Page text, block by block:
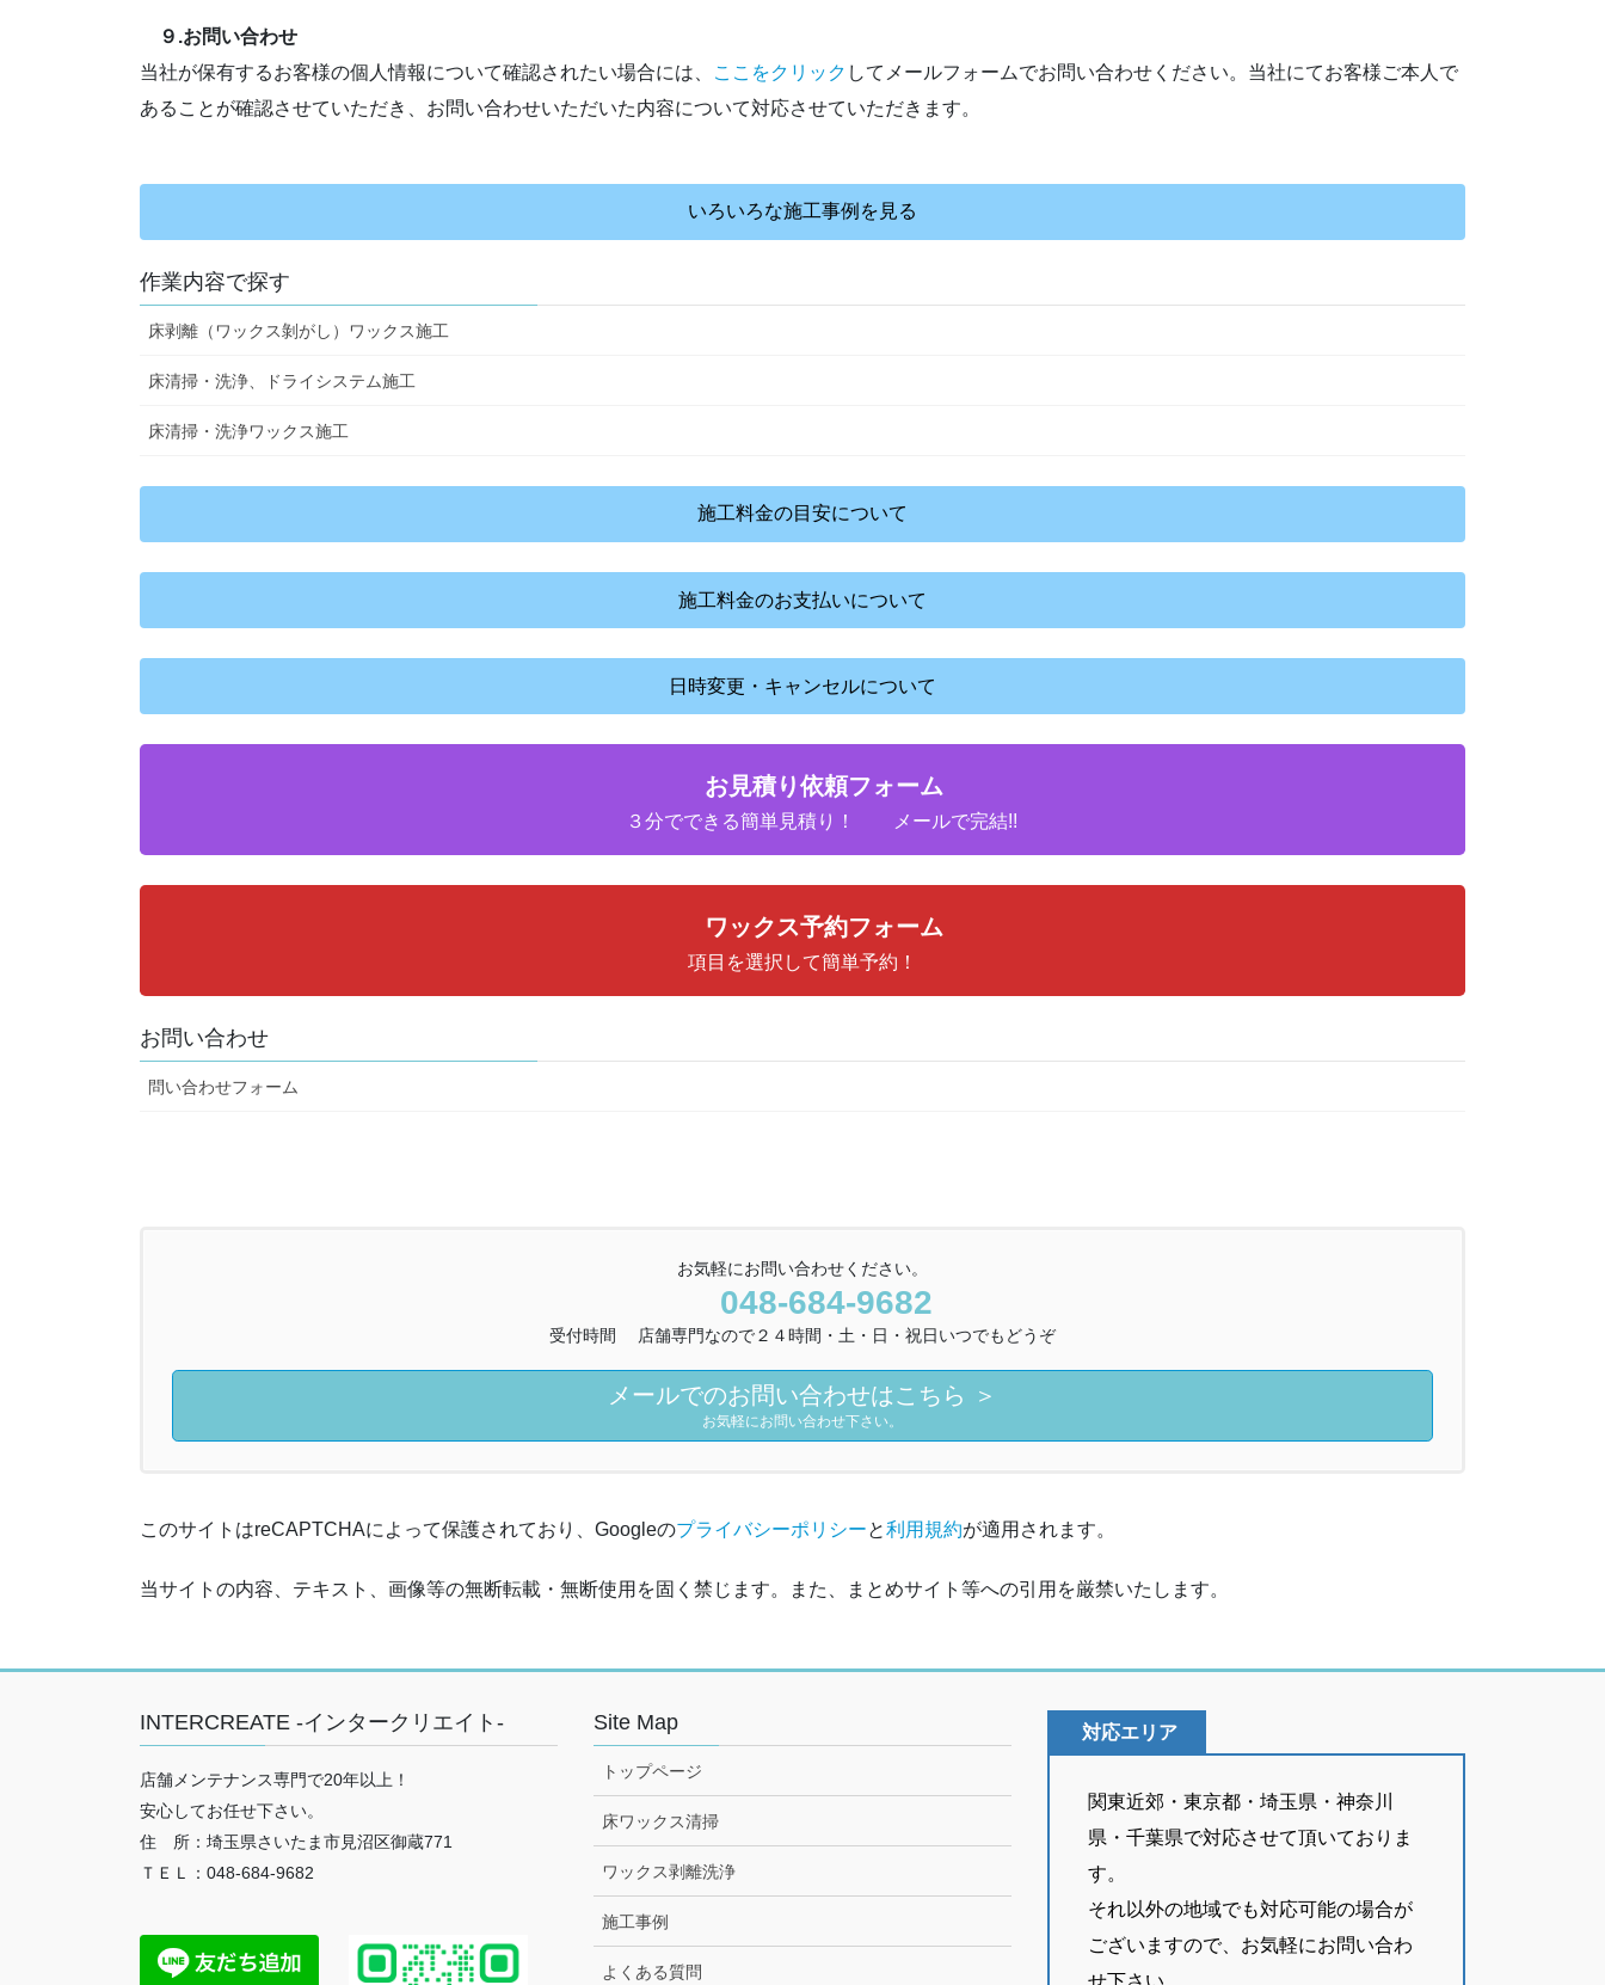
９.お問い合わせ
当社が保有するお客様の個人情報について確認されたい場合には、
ここをクリック してメールフォームでお問い合わせください。当社にてお客様ご本人で
あることが確認させていただき、お問い合わせいただいた内容について対応させていただきます。
いろいろな施工事例を見る
作業内容で探す
床剥離（ワックス剝がし）ワックス施工
床清掃・洗浄、ドライシステム施工
床清掃・洗浄ワックス施工
施工料金の目安について
施工料金のお支払いについて
日時変更・キャンセルについて
お見積り依頼フォーム
３分でできる簡単見積り！ メールで完結!!
ワックス予約フォーム
項目を選択して簡単予約！
お問い合わせ
問い合わせフォーム
お気軽にお問い合わせください。
048-684-9682
受付時間 店舗専門なので２４時間・土・日・祝日いつでもどうぞ
メールでのお問い合わせはこちら ＞
お気軽にお問い合わせ下さい。
このサイトはreCAPTCHAによって保護されており、Googleのプライバシーポリシーと利用規約が適用されます。
当サイトの内容、テキスト、画像等の無断転載・無断使用を固く禁じます。また、まとめサイト等への引用を厳禁いたします。
INTERCREATE -インタークリエイト-
店舗メンテナンス専門で20年以上！
安心してお任せ下さい。
住 所：埼玉県さいたま市見沼区御蔵771
ＴＥＬ：048-684-9682
Site Map
トップページ
床ワックス清掃
ワックス剥離洗浄
施工事例
よくある質問
対応エリア
関東近郊・東京都・埼玉県・神奈川
県・千葉県で対応させて頂いておりま
す。
それ以外の地域でも対応可能の場合が
ございますので、お気軽にお問い合わ